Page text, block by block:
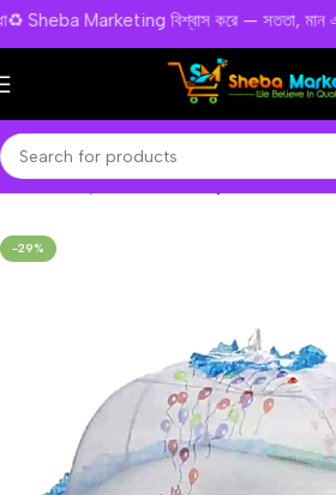
Home Baby Products Baby Moshari
-29%
Sheba Marketing বিশ্বাস করে — সততা, মান